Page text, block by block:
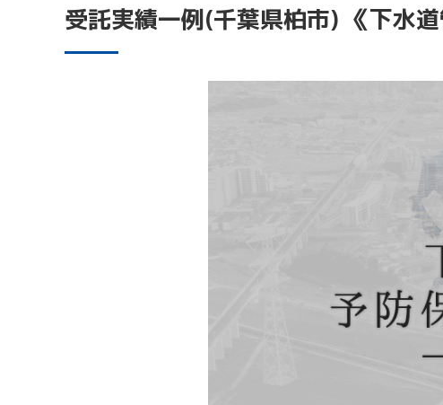
受託実績一例(千葉県柏市) 《下水